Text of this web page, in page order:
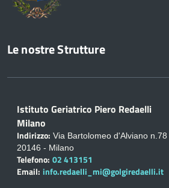
Le nostre Strutture
Istituto Geriatrico Piero Redaelli
Milano
Indirizzo: Via Bartolomeo d'Alviano n.78
20146 - Milano
Telefono: 02 413151
Email: info.redaelli_mi@golgiredaelli.it